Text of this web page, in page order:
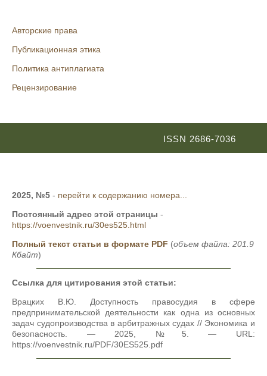
Авторские права
Публикационная этика
Политика антиплагиата
Рецензирование
ISSN 2686-7036
2025, №5 - перейти к содержанию номера...
Постоянный адрес этой страницы -
https://voenvestnik.ru/30es525.html
Полный текст статьи в формате PDF (объем файла: 201.9
Кбайт)
Ссылка для цитирования этой статьи:
Врацких В.Ю. Доступность правосудия в сфере
предпринимательской деятельности как одна из основных
задач судопроизводства в арбитражных судах // Экономика и
безопасность. — 2025, №5. — URL:
https://voenvestnik.ru/PDF/30ES525.pdf